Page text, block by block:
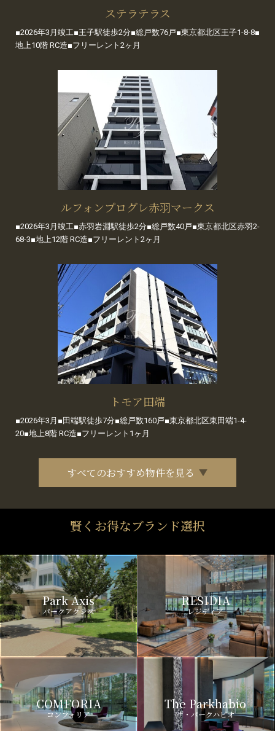
ステラテラス
■2026年3月竣工■王子駅徒歩2分■総戸数76戸■東京都北区王子1-8-8■
地上10階 RC造■フリーレント2ヶ月
ルフォンプログレ赤羽マークス
■2026年3月竣工■赤羽岩淵駅徒歩2分■総戸数40戸■東京都北区赤羽2-
68-3■地上12階 RC造■フリーレント2ヶ月
トモア田端
■2026年3月■田端駅徒歩7分■総戸数160戸■東京都北区東田端1-4-
20■地上8階 RC造■フリーレント1ヶ月
すべてのおすすめ物件を見る
賢くお得なブランド選択
Park Axis
パークアクシス
RESIDIA
レジディア
COMFORIA
コンフォリア
The Parkhabio
ザ・パークハビオ